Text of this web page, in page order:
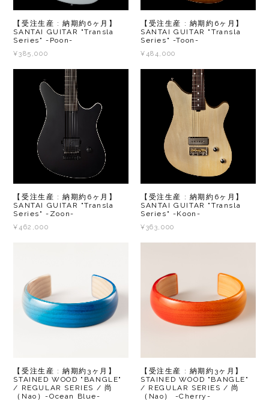
【受注生産 : 納期約6ヶ月】
SANTAI GUITAR "Transla
Series" -Poon-
¥385,000
【受注生産 : 納期約6ヶ月】
SANTAI GUITAR "Transla
Series" -Toon-
¥484,000
【受注生産 : 納期約6ヶ月】
SANTAI GUITAR "Transla
Series" -Zoon-
¥462,000
【受注生産 : 納期約6ヶ月】
SANTAI GUITAR "Transla
Series" -Koon-
¥363,000
【受注生産 : 納期約3ヶ月】
STAINED WOOD "BANGLE"
/ REGULAR SERIES / 尚
（Nao）-Ocean Blue-
【受注生産 : 納期約3ヶ月】
STAINED WOOD "BANGLE"
/ REGULAR SERIES / 尚
（Nao） -Cherry-